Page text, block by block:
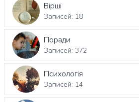
Вірші
Записей: 18
Поради
Записей: 372
Психологія
Записей: 14